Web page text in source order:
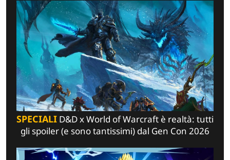
SPECIALI D&D x World of Warcraft è realtà: tutti
gli spoiler (e sono tantissimi) dal Gen Con 2026